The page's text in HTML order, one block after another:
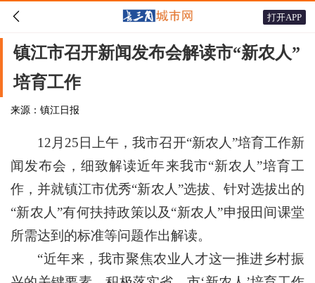
 打开APP
镇江市召开新闻发布会解读市“新农人”
培育工作
来源：镇江日报
12月25日上午，我市召开“新农人”培育工作新
闻发布会，细致解读近年来我市“新农人”培育工
作，并就镇江市优秀“新农人”选拔、针对选拔出的
“新农人”有何扶持政策以及“新农人”申报田间课堂
所需达到的标准等问题作出解读。
“近年来，我市聚焦农业人才这一推进乡村振